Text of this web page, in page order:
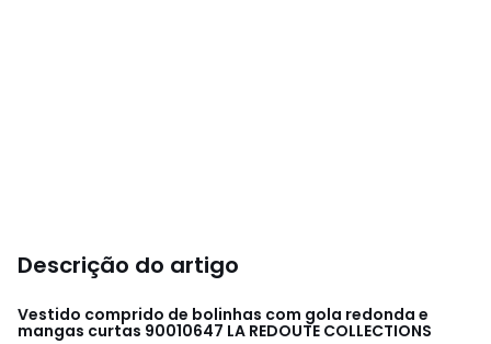
Descrição do artigo
Vestido comprido de bolinhas com gola redonda e
mangas curtas 90010647 LA REDOUTE COLLECTIONS